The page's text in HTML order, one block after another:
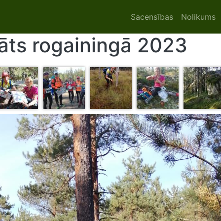
Main
Sacensības Nolikums
rogainingā 2023